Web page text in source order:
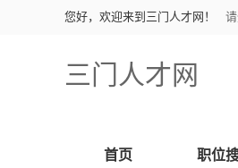
您好，欢迎来到三门人才网！
三门人才网
首页 职位